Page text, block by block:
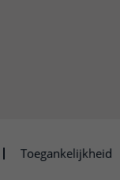
Toegankelijkheid